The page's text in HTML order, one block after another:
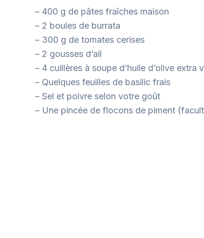
– 400 g de pâtes fraîches maison
– 2 boules de burrata
– 300 g de tomates cerises
– 2 gousses d’ail
– 4 cuillères à soupe d’huile d’olive extra
– Quelques feuilles de basilic frais
– Sel et poivre selon votre goût
– Une pincée de flocons de piment